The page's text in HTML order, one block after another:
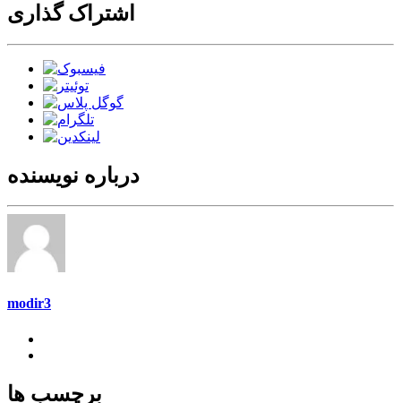
اشتراک گذاری
درباره نویسنده
modir3
برچسب ها